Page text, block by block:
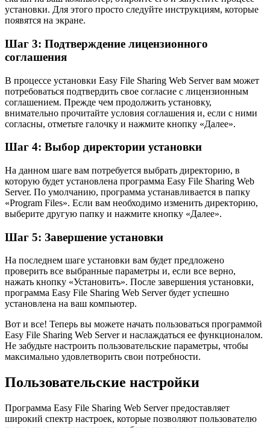
установки. Для этого просто следуйте инструкциям, которые
появятся на экране.
Шаг 3: Подтверждение лицензионного
соглашения
В процессе установки Easy File Sharing Web Server вам может
потребоваться подтвердить свое согласие с лицензионным
соглашением. Прежде чем продолжить установку,
внимательно прочитайте условия соглашения и, если с ними
согласны, отметьте галочку и нажмите кнопку «Далее».
Шаг 4: Выбор директории установки
На данном шаге вам потребуется выбрать директорию, в
которую будет установлена программа Easy File Sharing Web
Server. По умолчанию, программа устанавливается в папку
«Program Files». Если вам необходимо изменить директорию,
выберите другую папку и нажмите кнопку «Далее».
Шаг 5: Завершение установки
На последнем шаге установки вам будет предложено
проверить все выбранные параметры и, если все верно,
нажать кнопку «Установить». После завершения установки,
программа Easy File Sharing Web Server будет успешно
установлена на ваш компьютер.
Вот и все! Теперь вы можете начать пользоваться программой
Easy File Sharing Web Server и наслаждаться ее функционалом.
Не забудьте настроить пользовательские параметры, чтобы
максимально удовлетворить свои потребности.
Пользовательские настройки
Программа Easy File Sharing Web Server предоставляет
широкий спектр настроек, которые позволяют пользователю